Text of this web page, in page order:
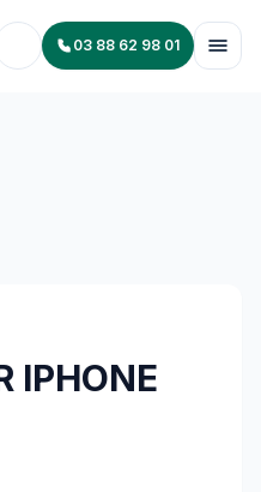
03 88 62 98 01
IPHONE